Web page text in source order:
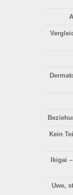
Kein
Ikigai –
Uwe,